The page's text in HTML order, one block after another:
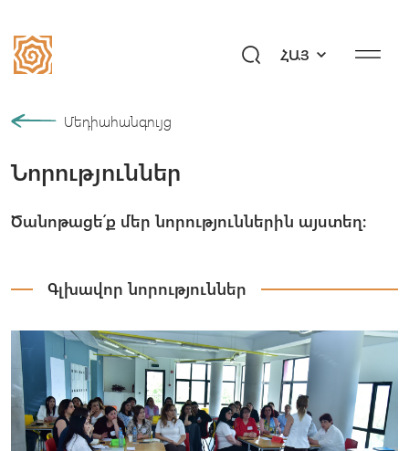
ՀԱՅ
Մեր պատմությունը
Համայնք
Ծրագրեր
Մեդիահանգույց
Հարցեր «Այբ»–ին
Նվիրի՛ր ապագա
Մեդիահանգույց
Նորություններ
Ծանոթացե՛ք մեր նորություններին այստեղ։
Գլխավոր նորություններ